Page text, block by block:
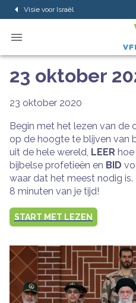
Visie voor Israël
23 oktober
23 oktober 2020
Begin met het lezen van de
op de hoogte te blijven van
uit de hele wereld, LEER
bijbelse profetieën en BID
waar dat het meest nodig
8 minuten van je tijd!
START MET LEZEN